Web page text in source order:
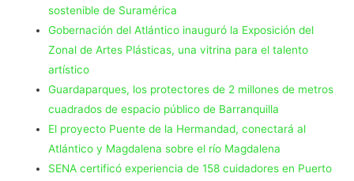
sostenible de Suramérica
Gobernación del Atlántico inauguró la Exposición del
Zonal de Artes Plásticas, una vitrina para el talento
artístico
Guardaparques, los protectores de 2 millones de metros
cuadrados de espacio público de Barranquilla
El proyecto Puente de la Hermandad, conectará al
Atlántico y Magdalena sobre el río Magdalena
SENA certificó experiencia de 158 cuidadores en Puerto